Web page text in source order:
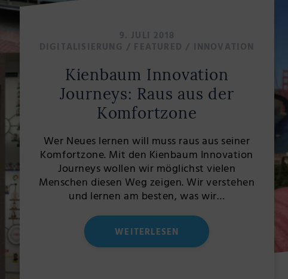
9. JULI 2018
DIGITALISIERUNG / FEATURED / INNOVATION
Kienbaum Innovation
Journeys: Raus aus der
Komfortzone
Wer Neues lernen will muss raus aus seiner
Komfortzone. Mit den Kienbaum Innovation
Journeys wollen wir möglichst vielen
Menschen diesen Weg zeigen. Wir verstehen
und lernen am besten, was wir…
WEITERLESEN